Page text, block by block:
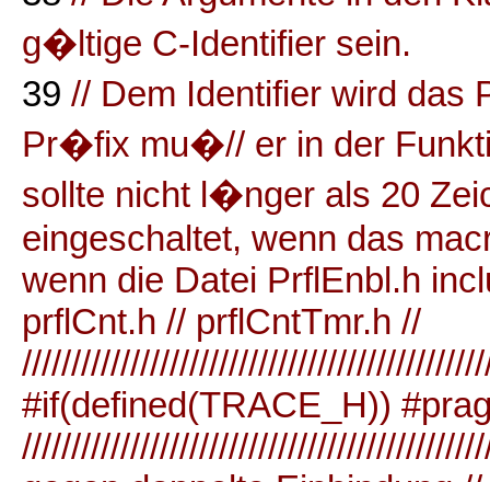
g�ltige C-Identifier sein.
39 // Dem Identifier wird das
Pr�fix mu�// er in der
sollte nicht l�nger als 20
eingeschaltet, wenn das
wenn die Datei PrflEnbl.h
prflCnt.h // prflCntTmr.h //
#if(defined(TRACE_H))